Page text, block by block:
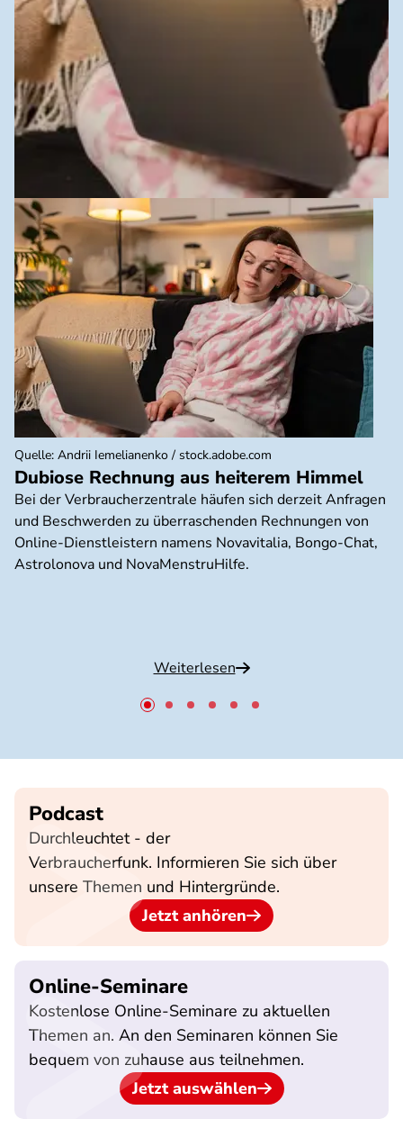
Dubiose Rechnung aus heiterem Himmel
Bei der Verbraucherzentrale häufen sich derzeit Anfragen
und Beschwerden zu überraschenden Rechnungen von
Online-Dienstleistern namens Novavitalia, Bongo-Chat,
Astrolonova und NovaMenstruHilfe.
Weiterlesen
Quelle: Andrii Iemelianenko / stock.adobe.com
Podcast
Durchleuchtet - der
Verbraucherfunk. Informieren Sie sich über
unsere Themen und Hintergründe.
Jetzt anhören
Online-Seminare
Kostenlose Online-Seminare zu aktuellen
Themen an. An den Seminaren können Sie
bequem von zuhause aus teilnehmen.
Jetzt auswählen